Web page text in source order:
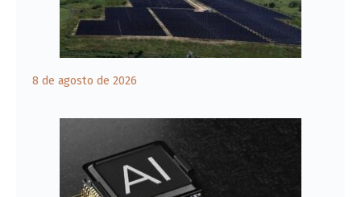
8 de agosto de 2026